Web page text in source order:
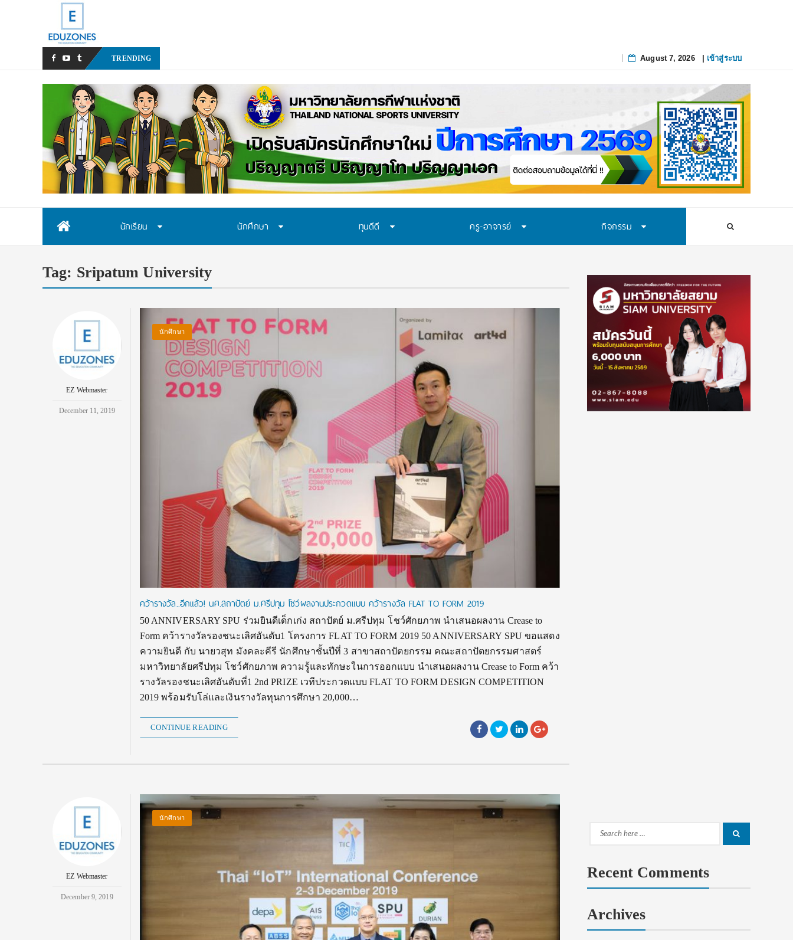
TRENDING August 7, 2026| เข้าสู่ระบบ
นักเรียน นักศึกษา ทุนดีดี ครู-อาจารย์ กิจกรรม
Tag: Sripatum University
EZ Webmaster
December 11, 2019
นักศึกษา
คว้ารางวัล..อีกแล้ว! นศ.สถาปัตย์ ม.ศรีปทุม โชว์ผลงานประกวดแบบ คว้ารางวัล FLAT TO FORM 2019
50 ANNIVERSARY SPU ร่วมยินดีเด็กเก่ง สถาปัตย์ ม.ศรีปทุม โชว์ศักยภาพ นำเสนอผลงาน Crease to
Form คว้ารางวัลรองชนะเลิศอันดับ1 โครงการ FLAT TO FORM 2019 50 ANNIVERSARY SPU ขอแสดง
ความยินดี กับ นายวสุท มังคละคีรี นักศึกษาชั้นปีที่ 3 สาขาสถาปัตยกรรม คณะสถาปัตยกรรมศาสตร์
มหาวิทยาลัยศรีปทุม โชว์ศักยภาพ ความรู้และทักษะในการออกแบบ นำเสนอผลงาน Crease to Form คว้า
รางวัลรองชนะเลิศอันดับที่1 2nd PRIZE เวทีประกวดแบบ FLAT TO FORM DESIGN COMPETITION
2019 พร้อมรับโล่และเงินรางวัลทุนการศึกษา 20,000…
CONTINUE READING
EZ Webmaster
December 9, 2019
นักศึกษา
Search
Recent Comments
Archives